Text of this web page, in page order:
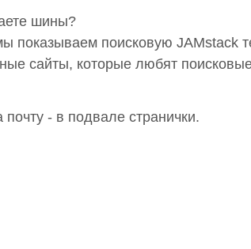
шины?
показываем поисковую JAMstack
сайты, которые любят
- в подвале странички.